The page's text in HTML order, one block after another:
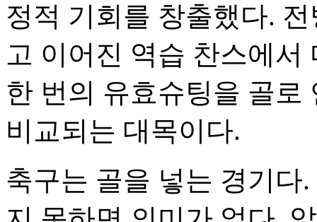
정적 기회를 창출했다.
고 이어진 역습 찬스에서
한 번의 유효슈팅을 골
비교되는 대목이다.
축구는 골을 넣는 경기다